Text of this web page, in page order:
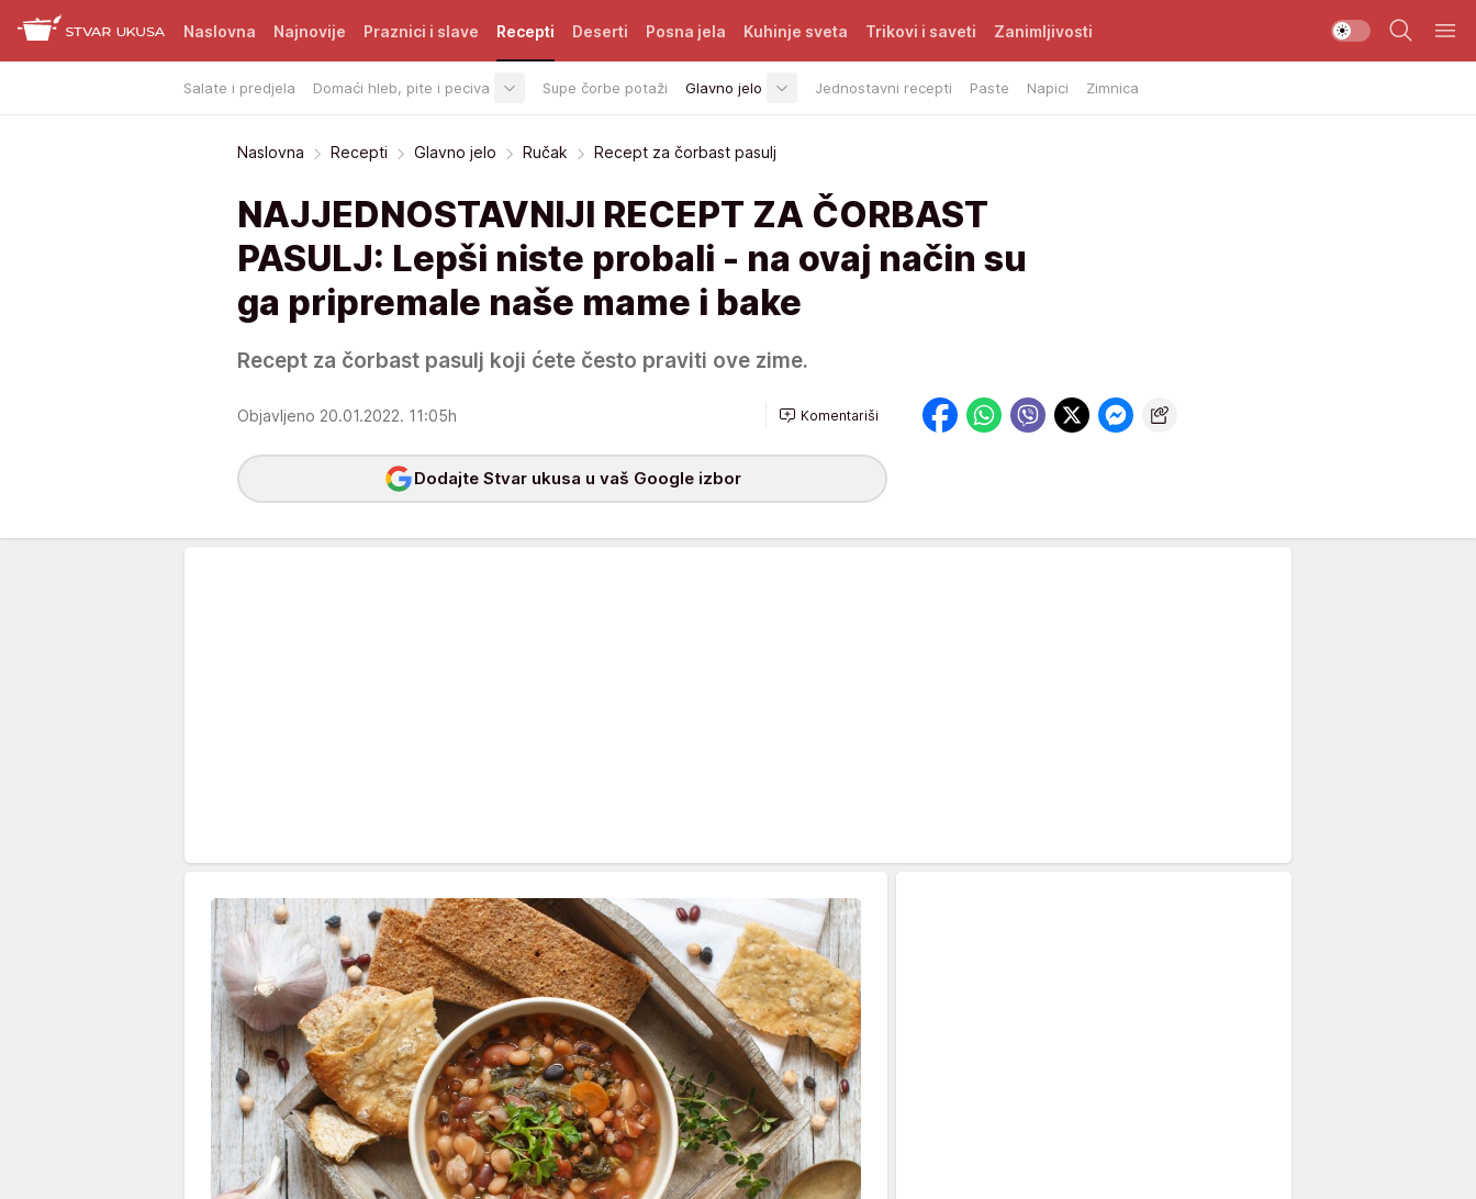
Naslovna Najnovije Praznici i slave Recepti
Salate i predjela Domaći hleb, pite i peciva Supe čorbe potaži Glavno jelo Jednostavni recepti Paste Napici Zimnica
Deserti Posna jela Kuhinje sveta Trikovi i saveti Zanimljivosti
Naslovna Recepti Glavno jelo Ručak Recept za čorbast pasulj
NAJJEDNOSTAVNIJI RECEPT ZA ČORBAST
PASULJ: Lepši niste probali - na ovaj način su
ga pripremale naše mame i bake
Recept za čorbast pasulj koji ćete često praviti ove zime.
Objavljeno 20.01.2022. 11:05h Komentariši
Dodajte Stvar ukusa u vaš Google izbor